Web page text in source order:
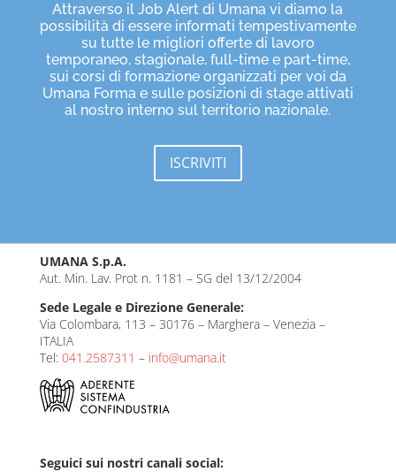
Attraverso il Job Alert di Umana vi diamo la
possibilità di essere informati tempestivamente
su tutte le migliori offerte di lavoro
temporaneo, stagionale, full-time e part-time,
sui corsi di formazione organizzati per voi da
Umana Forma e sulle posizioni di stage attivati
al nostro interno sul territorio nazionale.
ISCRIVITI
UMANA S.p.A.
Aut. Min. Lav. Prot n. 1181 – SG del 13/12/2004
Sede Legale e Direzione Generale:
Via Colombara, 113 – 30176 – Marghera – Venezia –
ITALIA
Tel: 041.2587311 – info@umana.it
Seguici sui nostri canali social: